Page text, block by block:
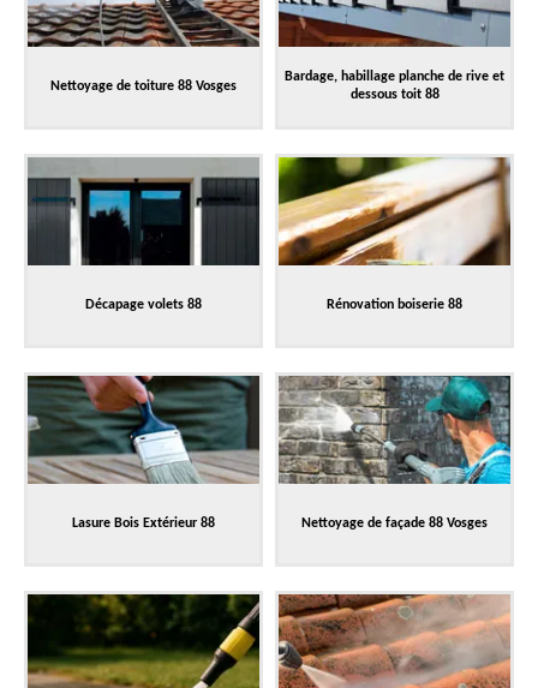
Nettoyage de toiture 88 Vosges
Bardage, habillage planche de rive et
dessous toit 88
Décapage volets 88 Rénovation boiserie 88
Lasure Bois Extérieur 88 Nettoyage de façade 88 Vosges